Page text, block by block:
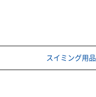
スイミング用品